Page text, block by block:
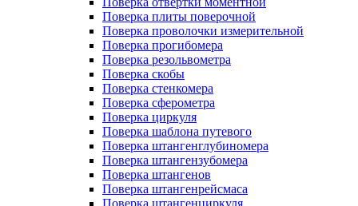
Поверка плиты поверочной
Поверка проволочки измерительной
Поверка прогибомера
Поверка резольвометра
Поверка скобы
Поверка стенкомера
Поверка сферометра
Поверка циркуля
Поверка шаблона путевого
Поверка штангенглубиномера
Поверка штангензубомера
Поверка штангенов
Поверка штангенрейсмаса
Поверка штангенциркуля